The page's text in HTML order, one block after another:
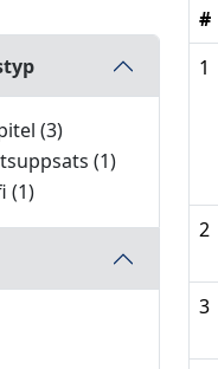
(3)
(1)
(1)
#
1
2
3